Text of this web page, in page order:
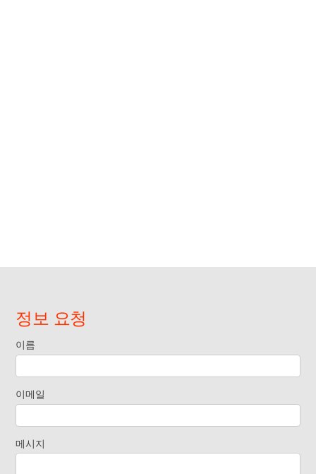
정보 요청
Request
Information
Footer
이름
이메일
메시지